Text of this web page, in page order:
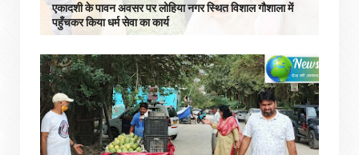
एकादशी के पावन अवसर पर लोहिया नगर स्थित विशाल गौशाला में
पहुँचकर किया धर्म सेवा का कार्य